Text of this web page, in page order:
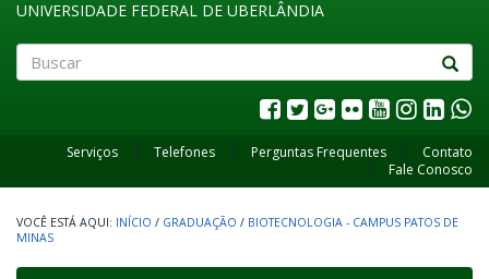
UNIVERSIDADE FEDERAL DE UBERLÂNDIA
Serviços Telefones Perguntas Frequentes
Contato
Fale Conosco
INÍCIO / GRADUAÇÃO / BIOTECNOLOGIA - CAMPUS PATOS DE
MINAS